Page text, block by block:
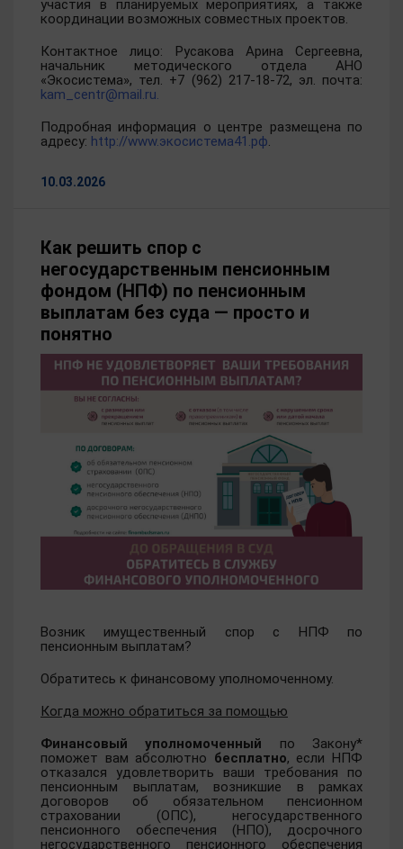
участия в планируемых мероприятиях, а также
координации возможных совместных проектов.
Контактное лицо: Русакова Арина Сергеевна,
начальник методического отдела АНО
«Экосистема», тел. +7 (962) 217-18-72, эл. почта:
kam_centr@mail.ru.
Подробная информация о центре размещена по
адресу: http://www.экосистема41.рф.
10.03.2026
Как решить спор с
негосударственным пенсионным
фондом (НПФ) по пенсионным
выплатам без суда — просто и
понятно
Возник имущественный спор с НПФ по
пенсионным выплатам?
Обратитесь к финансовому уполномоченному.
Когда можно обратиться за помощью
Финансовый уполномоченный по Закону*
поможет вам абсолютно бесплатно, если НПФ
отказался удовлетворить ваши требования по
пенсионным выплатам, возникшие в рамках
договоров об обязательном пенсионном
страховании (ОПС), негосударственного
пенсионного обеспечения (НПО), досрочного
негосударственного пенсионного обеспечения